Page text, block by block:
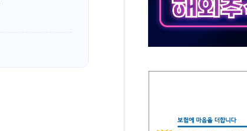
'화합' 꺼낸 김민석에 '뻔뻔' 받아친 정청래…제주 연설서 신경전 고조
李대통령, ISA 개편 재검토 지시…與 "적극 환영"·野 "졸속 국정"